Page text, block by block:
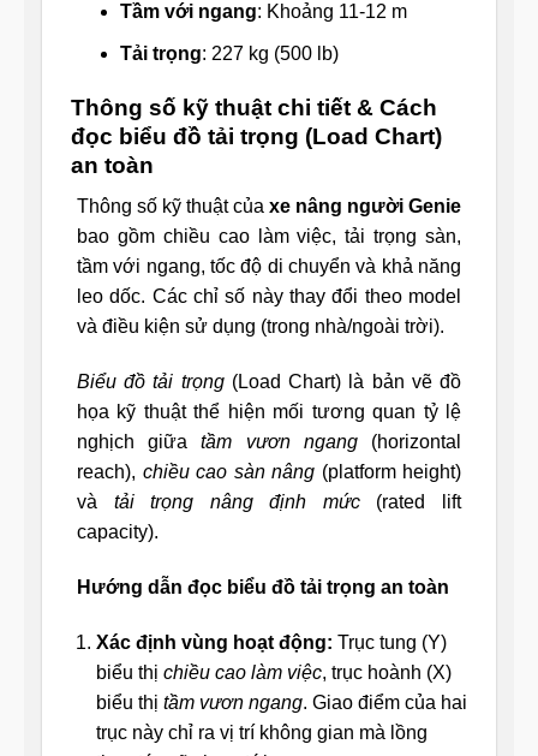
Tầm với ngang: Khoảng 11-12 m
Tải trọng: 227 kg (500 lb)
Thông số kỹ thuật chi tiết & Cách
đọc biểu đồ tải trọng (Load Chart)
an toàn
Thông số kỹ thuật của xe nâng người Genie
bao gồm chiều cao làm việc, tải trọng sàn,
tầm với ngang, tốc độ di chuyển và khả năng
leo dốc. Các chỉ số này thay đổi theo model
và điều kiện sử dụng (trong nhà/ngoài trời).
Biểu đồ tải trọng(Load Chart) là bản vẽ đồ
họa kỹ thuật thể hiện mối tương quan tỷ lệ
nghịch giữatầm vươn ngang(horizontal
reach), chiều cao sàn nâng (platform height)
và tải trọng nâng định mức(rated lift
capacity).
Hướng dẫn đọc biểu đồ tải trọng an toàn
Xác định vùng hoạt động: Trục tung (Y)
biểu thị chiều cao làm việc, trục hoành (X)
biểu thị tầm vươn ngang. Giao điểm của hai
trục này chỉ ra vị trí không gian mà lồng